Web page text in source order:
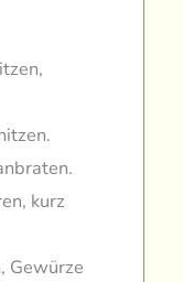
kurz
Gewürze